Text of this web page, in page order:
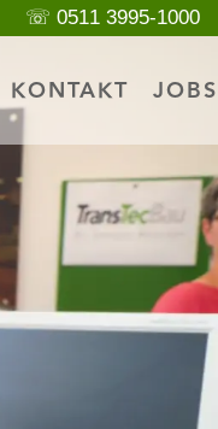
☏ 0511 3995-1000
KONTAKT JOBS